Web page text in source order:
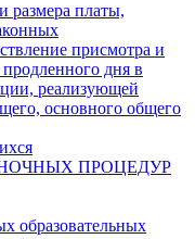
размера платы,
присмотра и
дня в
реализующей
основного общего
ПРОЦЕДУР
образовательных